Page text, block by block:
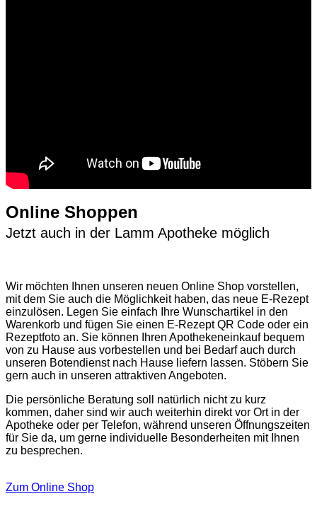
Online Shoppen
Jetzt auch in der Lamm Apotheke möglich
Wir möchten Ihnen unseren neuen Online Shop vorstellen,
mit dem Sie auch die Möglichkeit haben, das neue E-Rezept
einzulösen. Legen Sie einfach Ihre Wunschartikel in den
Warenkorb und fügen Sie einen E-Rezept QR Code oder ein
Rezeptfoto an. Sie können Ihren Apothekeneinkauf bequem
von zu Hause aus vorbestellen und bei Bedarf auch durch
unseren Botendienst nach Hause liefern lassen. Stöbern Sie
gern auch in unseren attraktiven Angeboten.
Die persönliche Beratung soll natürlich nicht zu kurz
kommen, daher sind wir auch weiterhin direkt vor Ort in der
Apotheke oder per Telefon, während unseren Öffnungszeiten
für Sie da, um gerne individuelle Besonderheiten mit Ihnen
zu besprechen.
Zum Online Shop